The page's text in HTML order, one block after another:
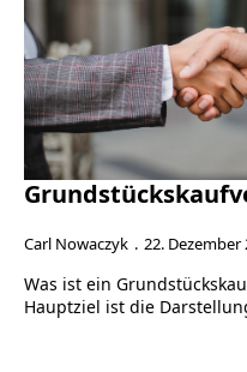
Carl Nowaczyk 22. Dezember
Was ist ein
Hauptziel ist die